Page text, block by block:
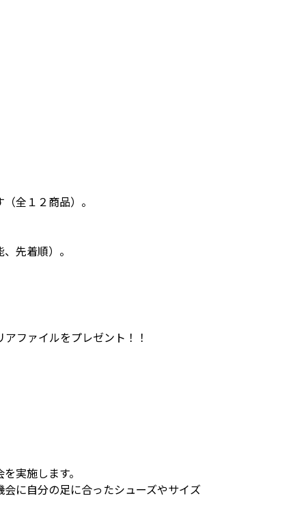
全１２商品）。
先着順）。
ファイルをプレゼント！！
実施します。
に自分の足に合ったシューズやサイズ